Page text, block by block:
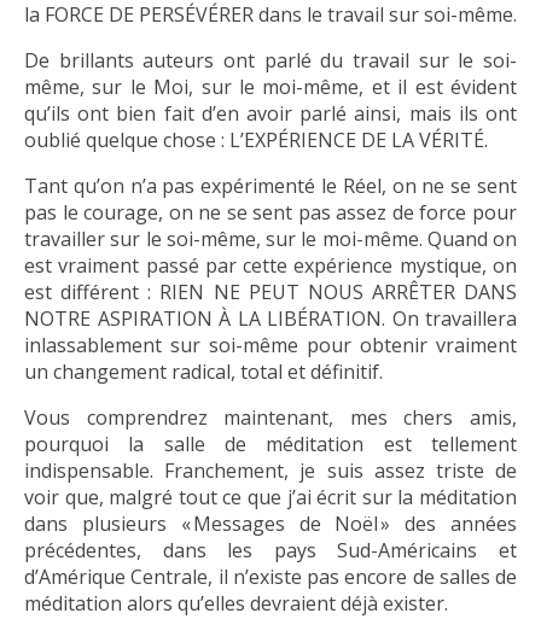
la FORCE DE PERSÉVÉRER dans le travail sur soi-même.
De brillants auteurs ont parlé du travail sur le soi-
même, sur le Moi, sur le moi-même, et il est évident
qu’ils ont bien fait d’en avoir parlé ainsi, mais ils ont
oublié quelque chose : L’EXPÉRIENCE DE LA VÉRITÉ.
Tant qu’on n’a pas expérimenté le Réel, on ne se sent
pas le courage, on ne se sent pas assez de force pour
travailler sur le soi-même, sur le moi-même. Quand on
est vraiment passé par cette expérience mystique, on
est différent : RIEN NE PEUT NOUS ARRÊTER DANS
NOTRE ASPIRATION À LA LIBÉRATION. On travaillera
inlassablement sur soi-même pour obtenir vraiment
un changement radical, total et définitif.
Vous comprendrez maintenant, mes chers amis,
pourquoi la salle de méditation est tellement
indispensable. Franchement, je suis assez triste de
voir que, malgré tout ce que j’ai écrit sur la méditation
dans plusieurs « Messages de Noël » des années
précédentes, dans les pays Sud-Américains et
d’Amérique Centrale, il n’existe pas encore de salles de
méditation alors qu’elles devraient déjà exister.